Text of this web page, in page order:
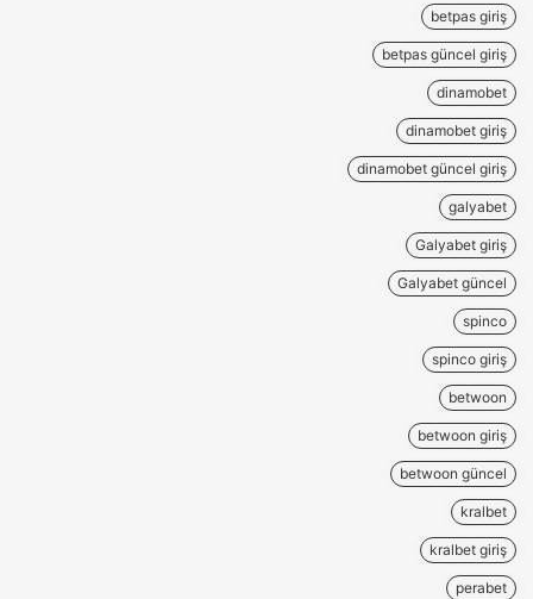
betpas giriş
betpas güncel giriş
dinamobet
dinamobet giriş
dinamobet güncel giriş
galyabet
Galyabet giriş
Galyabet güncel
spinco
spinco giriş
betwoon
betwoon giriş
betwoon güncel
kralbet
kralbet giriş
perabet